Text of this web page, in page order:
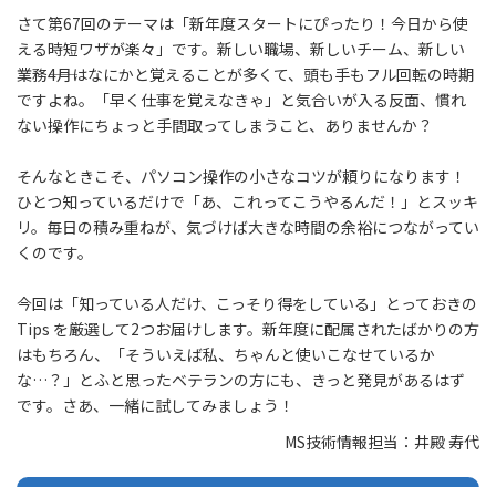
さて第67回のテーマは「新年度スタートにぴったり！今日から使
える時短ワザが楽々」です。新しい職場、新しいチーム、新しい
業務――4月はなにかと覚えることが多くて、頭も手もフル回転の時期
ですよね。「早く仕事を覚えなきゃ」と気合いが入る反面、慣れ
ない操作にちょっと手間取ってしまうこと、ありませんか？
そんなときこそ、パソコン操作の小さなコツが頼りになります！
ひとつ知っているだけで「あ、これってこうやるんだ！」とスッキ
リ。毎日の積み重ねが、気づけば大きな時間の余裕につながってい
くのです。
今回は「知っている人だけ、こっそり得をしている」とっておきの
Tips を厳選して2つお届けします。新年度に配属されたばかりの方
はもちろん、「そういえば私、ちゃんと使いこなせているか
な…？」とふと思ったベテランの方にも、きっと発見があるはず
です。さあ、一緒に試してみましょう！
MS技術情報担当：井殿 寿代